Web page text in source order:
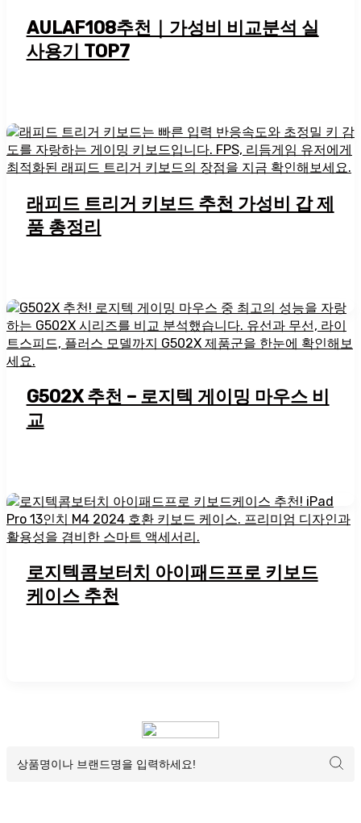
AULAF108추천｜가성비 비교분석 실
사용기 TOP7
래피드 트리거 키보드 추천 가성비 갑 제
품 총정리
G502X 추천 – 로지텍 게이밍 마우스 비
교
로지텍콤보터치 아이패드프로 키보드
케이스 추천